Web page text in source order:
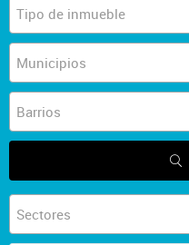
Tipo de inmueble
Municipios
Barrios
Sectores